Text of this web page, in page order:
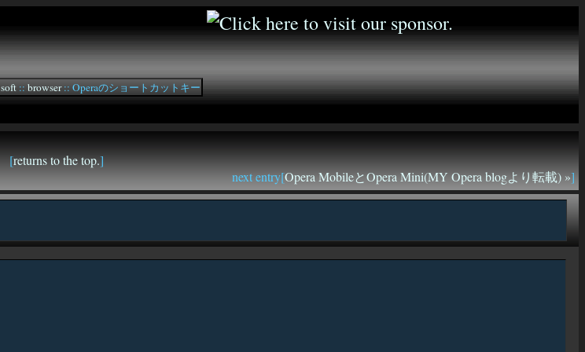
soft :: browser:: Operaのショートカットキー
[returns to the top.]
next entry[Opera MobileとOpera Mini(MY Opera blogより転載) »]